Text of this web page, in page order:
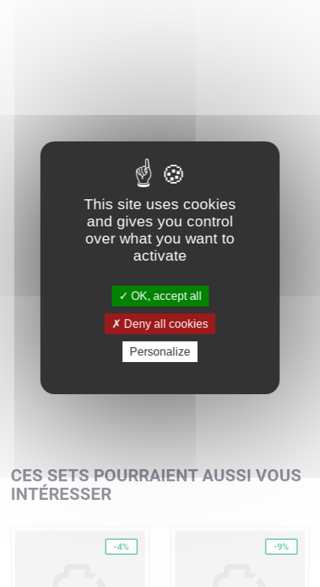
CES SETS POURRAIENT AUSSI VOUS
INTÉRESSER
-4% -9%
This site uses cookies
and gives you control
over what you want to
activate
OK, accept all
Deny all cookies
Personalize